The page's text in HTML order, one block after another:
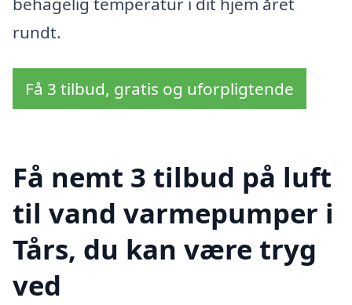
rundt.
Få 3 tilbud, gratis og uforpligtende
Få nemt 3 tilbud på luft
til vand varmepumper i
Tårs, du kan være tryg
ved